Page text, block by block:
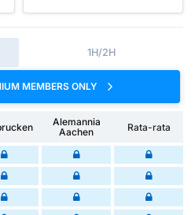
1H/2H
MEMBERS ONLY
Alemannia
Aachen
Rata-rata